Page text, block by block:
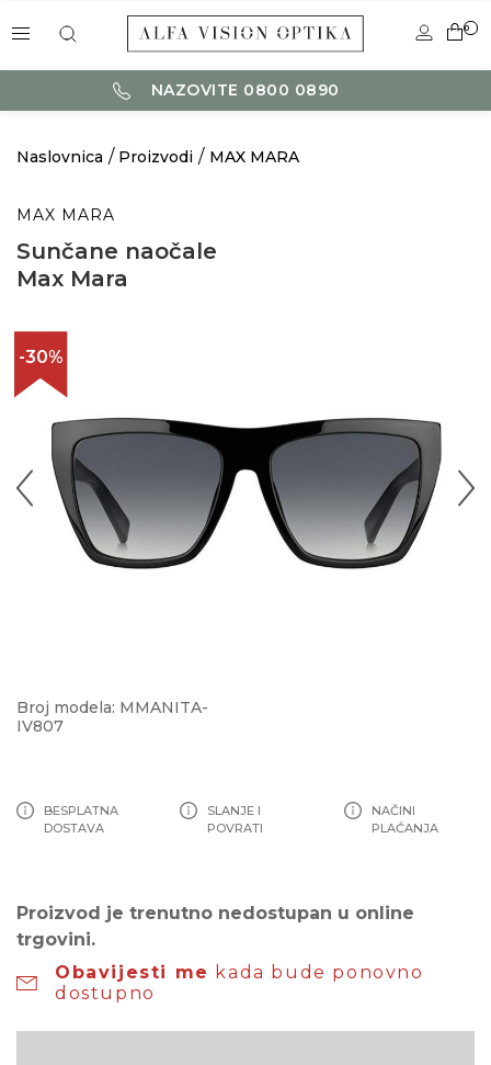
0
NAZOVITE 0800 0890
Naslovnica Proizvodi MAX MARA
MAX MARA
Sunčane naočale
Max Mara
-30%
Broj modela: MMANITA-
IV807
BESPLATNA
DOSTAVA
SLANJE I
POVRATI
NAČINI
PLAĆANJA
Proizvod je trenutno nedostupan u online
trgovini.
Obavijesti me kada bude ponovno
dostupno